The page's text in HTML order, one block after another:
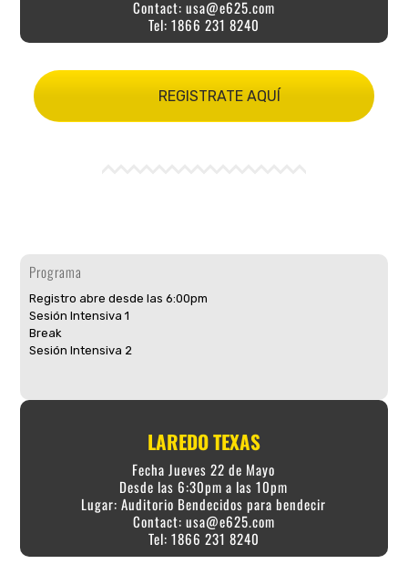
Contact: usa@e625.com
Tel: 1866 231 8240
REGISTRATE AQUÍ
Programa
Registro abre desde las 6:00pm
Sesión Intensiva 1
Break
Sesión Intensiva 2
LAREDO TEXAS
Fecha Jueves 22 de Mayo
Desde las 6:30pm a las 10pm
Lugar: Auditorio Bendecidos para bendecir
Contact: usa@e625.com
Tel: 1866 231 8240